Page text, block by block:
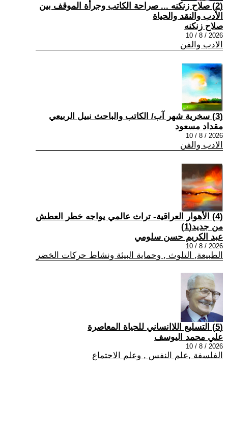
(2) صلاح زنكنه ... صراحة الكاتب وجرأة الموقف بين
الأدب والنقد والحياة
صلاح زنكنه
2026 / 8 / 10
الادب والفن
(3) سخرية شهر آب/ الكاتب والباحث نبيل الربيعي
مقداد مسعود
2026 / 8 / 10
الادب والفن
(4) الأهوار العراقية- تراث عالمي يواجه خطر العطش
من جديد(1)
عبد الكريم حسن سلومي
2026 / 8 / 10
الطبيعة, التلوث , وحماية البيئة ونشاط حركات الخضر
(5) التسليع اللاانساني للحياة المعاصرة
علي محمد اليوسف
2026 / 8 / 10
الفلسفة ,علم النفس , وعلم الاجتماع